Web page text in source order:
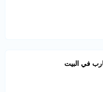
في البيت